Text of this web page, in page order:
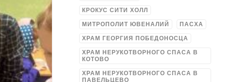
КРОКУС СИТИ ХОЛЛ
МИТРОПОЛИТ ЮВЕНАЛИЙ ПАСХА
ХРАМ ГЕОРГИЯ ПОБЕДОНОСЦА
ХРАМ НЕРУКОТВОРНОГО СПАСА В
КОТОВО
ХРАМ НЕРУКОТВОРНОГО СПАСА В
ПАВЕЛЬЦЕВО